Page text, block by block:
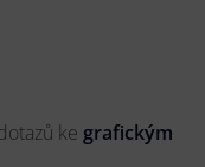
ke grafickým